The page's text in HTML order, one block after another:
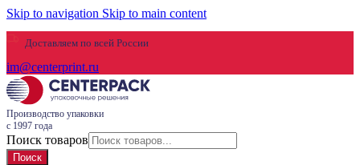
Skip to navigation Skip to main content
Доставляем по всей России
im@centerprint.ru
Производство упаковки
с 1997 года
Поиск товаров
Поиск